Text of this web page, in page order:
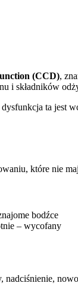
(CCD),
i składników
ta jest
które nie
bodźce
– wycofany
nadciśnienie,